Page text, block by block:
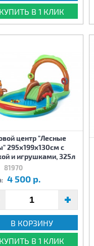
КУПИТЬ В 1 КЛИК
центр "Лесные
295х199x130см с
и игрушками, 325л
81970
4 500 р.
В КОРЗИНУ
КУПИТЬ В 1 КЛИК